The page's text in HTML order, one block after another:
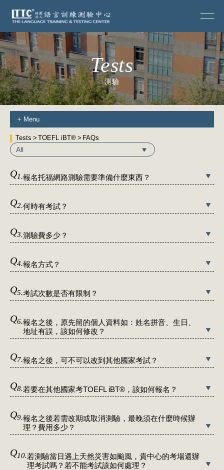
Tests
測驗
+ Menu
Tests TOEFL iBT® FAQs
All
Q1.報名托福網路測驗需要準備什麼東西？
Q2.何時有考試？
Q3.測驗費多少？
Q4.報名方式？
Q5.考試次數是否有限制？
Q6.報名之後，原先留的個人資料如：姓名拼音、生日、
地址有誤，該如何修改？
Q7.報名之後，可不可以改到其他國家考試？
Q8.若要在其他國家考TOEFL iBT®，該如何報名？
Q9.報名之後若需改期或取消測驗，最晚須在什麼時候辦
理？費用多少？
Q10.若測驗當日遇上天然災害如颱風，貴中心的考場還辦
理考試嗎？若不能考試該如何處理？